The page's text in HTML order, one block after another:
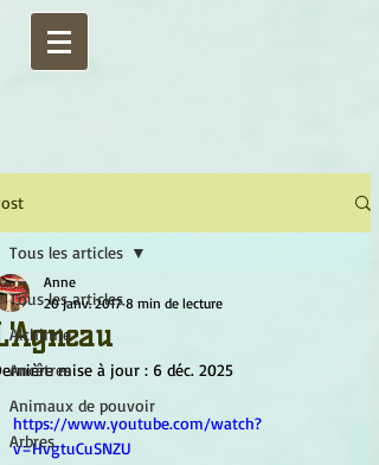
Tous les articles
Alchimie
Ancêtres
Animaux de pouvoir
Arbres
Tous les articles
Anne
20 janv. 2017 8 min de lecture
mise à jour : 6 déc. 2025
https://www.youtube.com/watch?
v=HvgtuCuSNZU